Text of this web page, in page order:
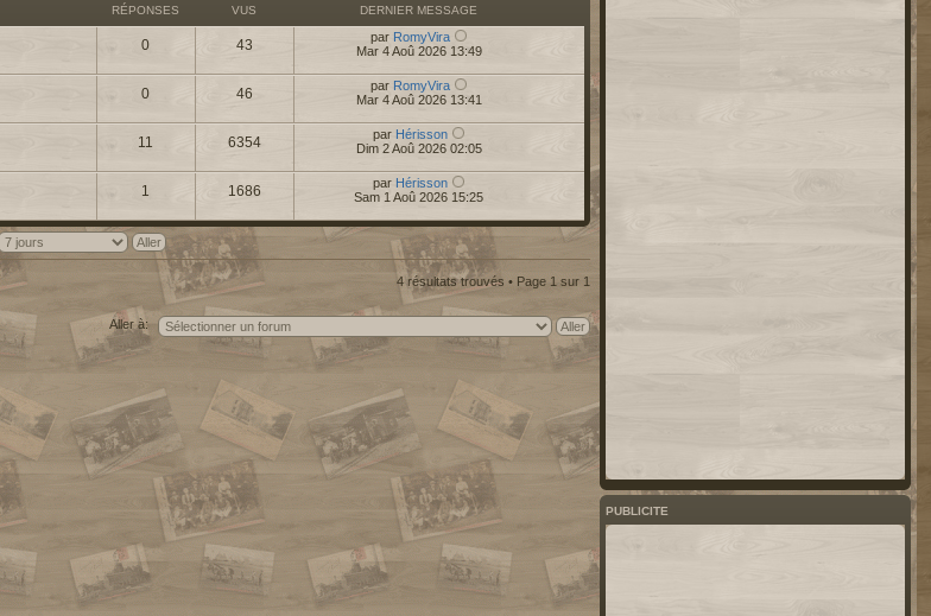
RÉPONSES VUS DERNIER MESSAGE
0 43 par RomyVira
Mar 4 Aoû 2026 13:49
0 46 par RomyVira
Mar 4 Aoû 2026 13:41
11 6354 par Hérisson
Dim 2 Aoû 2026 02:05
1 1686 par Hérisson
Sam 1 Aoû 2026 15:25
4 résultats trouvés • Page 1 sur 1
Aller à:
PUBLICITE